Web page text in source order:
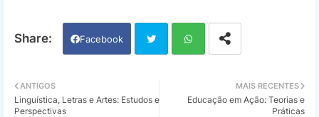
Facebook
tter ats
MAIS RECENTES
Educação em Ação: Teorias e
Práticas
ANTIGOS
Linguística, Letras e Artes: Estudos e
Perspectivas